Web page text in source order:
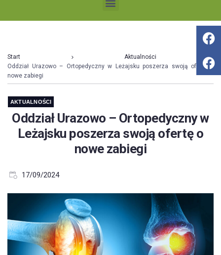
Start
Aktualności
Oddział Urazowo – Ortopedyczny w Leżajsku poszerza swoją ofertę o
nowe zabiegi
AKTUALNOŚCI
Oddział Urazowo – Ortopedyczny w
Leżajsku poszerza swoją ofertę o
nowe zabiegi
17/09/2024